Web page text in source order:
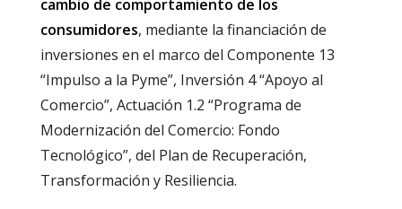
cambio de comportamiento de los
consumidores, mediante la financiación de
inversiones en el marco del Componente 13
“Impulso a la Pyme”, Inversión 4 “Apoyo al
Comercio”, Actuación 1.2 “Programa de
Modernización del Comercio: Fondo
Tecnológico”, del Plan de Recuperación,
Transformación y Resiliencia.